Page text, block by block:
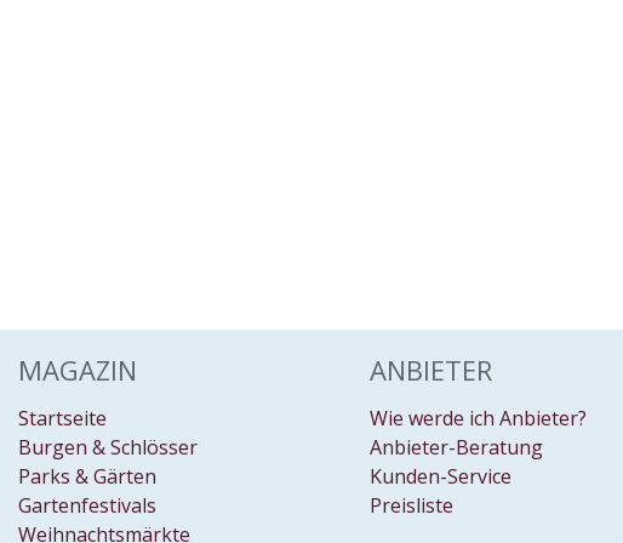
MAGAZIN
Startseite
Burgen & Schlösser
Parks & Gärten
Gartenfestivals
Weihnachtsmärkte
ANBIETER
Wie werde ich Anbieter?
Anbieter-Beratung
Kunden-Service
Preisliste